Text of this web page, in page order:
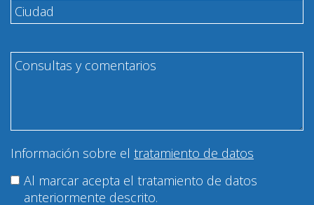
Información sobre el tratamiento de datos
Al marcar acepta el tratamiento de datos
anteriormente descrito.